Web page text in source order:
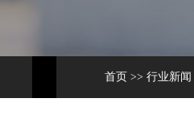
首页 >> 行业新闻